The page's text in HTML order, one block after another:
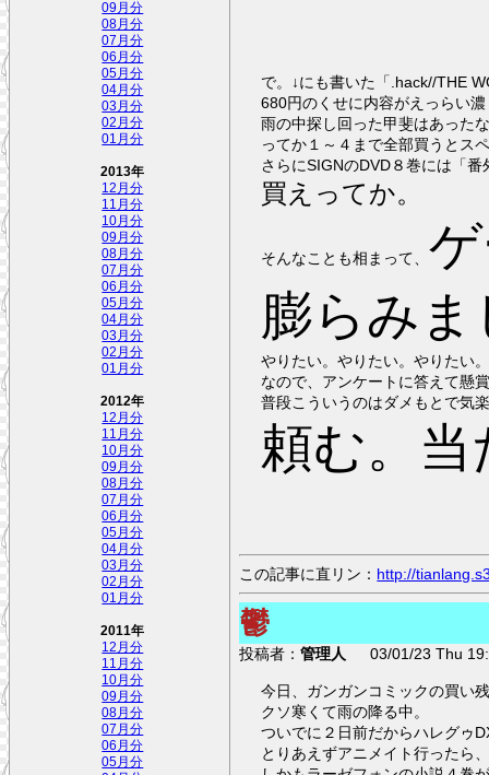
09月分
08月分
07月分
06月分
05月分
04月分
03月分
02月分
01月分
2013年
12月分
11月分
10月分
09月分
08月分
07月分
06月分
05月分
04月分
03月分
02月分
01月分
2012年
12月分
11月分
10月分
09月分
08月分
07月分
06月分
05月分
04月分
03月分
02月分
01月分
2011年
12月分
11月分
10月分
09月分
08月分
07月分
06月分
05月分
で。↓
680円のくせに内容がえっらい
雨の中探し回った甲斐はあった
ってか１～４まで全部買うとス
さらにSIGNのDVD８巻には「
買えってか。
そんなことも相まって、
膨らみ
やりたい。やりたい。やりたい
なので、アンケートに答えて懸
普段こういうのはダメもとで気
頼む。
この記事に直リン： http://
鬱
投稿者：管理人 03/01/23 Thu
今日、ガンガンコミックの買い残しと「コンプテ
クソ寒くて雨の降る中。
ついでに２日前だからハレグゥ
とりあえずアニメイト行ったら